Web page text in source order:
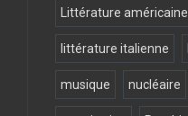
Littérature américaine
littérature italienne
musique nucléaire